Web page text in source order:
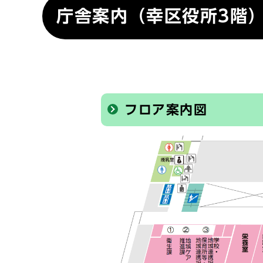
庁舎案内（幸区役所3階
フロア案内図